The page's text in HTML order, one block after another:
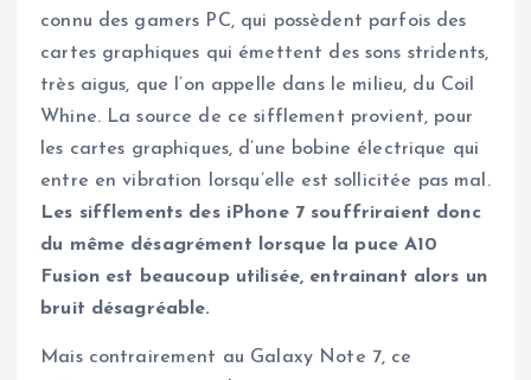
connu des gamers PC, qui possèdent parfois des
cartes graphiques qui émettent des sons stridents,
très aigus, que l’on appelle dans le milieu, du Coil
Whine. La source de ce sifflement provient, pour
les cartes graphiques, d’une bobine électrique qui
entre en vibration lorsqu’elle est sollicitée pas mal.
Les sifflements des iPhone 7 souffriraient donc
du même désagrément lorsque la puce A10
Fusion est beaucoup utilisée, entrainant alors un
bruit désagréable.
Mais contrairement au Galaxy Note 7, ce